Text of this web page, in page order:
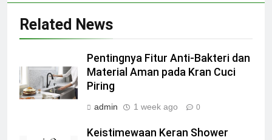
Related News
Pentingnya Fitur Anti-Bakteri dan
Material Aman pada Kran Cuci
Piring
admin 1 week ago 0
Keistimewaan Keran Shower